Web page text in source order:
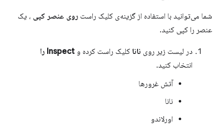
شما می‌توانید با استفاده از گزینه‌ی کلیک راست روی عنصر کپی ، یک
عنصر را کپی کنید.
در لیست زیر روی نانا کلیک راست کرده و Inspect را
انتخاب کنید.
آتش غرورها
نانا
اورلاندو